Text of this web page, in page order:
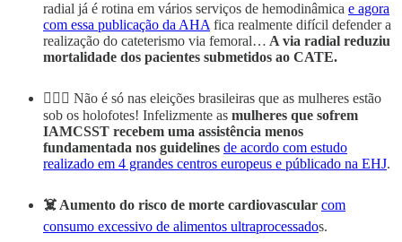
radial já é rotina em vários serviços de hemodinâmica e agora
com essa publicação da AHAfica realmente difícil defender a
realização do cateterismo via femoral… A via radial reduziu
mortalidade dos pacientes submetidos ao CATE.
🤷🏼‍♀️ Não é só nas eleições brasileiras que as mulheres estão
sob os holofotes! Infelizmente as mulheres que sofrem
IAMCSST recebem uma assistência menos
fundamentada nos guidelines de acordo com estudo
realizado em 4 grandes centros europeus e públicado na EHJ.
☠️ Aumento do risco de morte cardiovascular com
consumo excessivo de alimentos ultraprocessados.